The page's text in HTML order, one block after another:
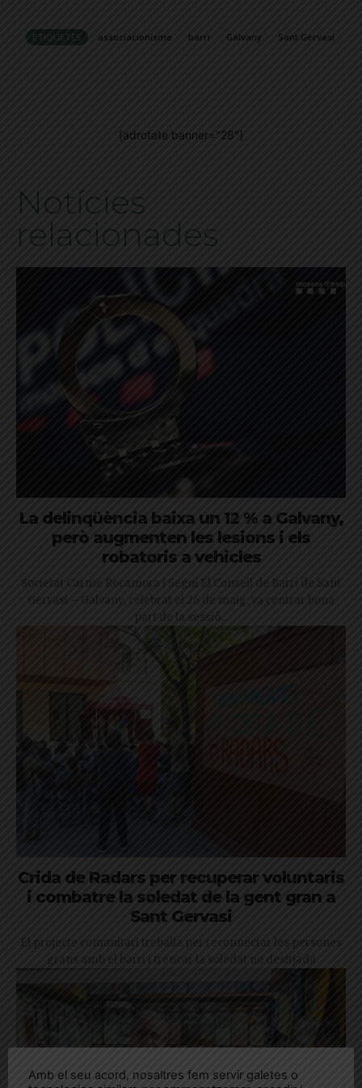
ETIQUETES associacionisme barri Galvany Sant Gervasi
[adrotate banner="28"]
Notícies
relacionades
La delinqüència baixa un 12 % a Galvany,
però augmenten les lesions i els
robatoris a vehicles
Societat Carme Rocamora i Seguí El Consell de Barri de Sant
Gervasi – Galvany, celebrat el 26 de maig, va centrar bona
part de la sessió...
Crida de Radars per recuperar voluntaris
i combatre la soledat de la gent gran a
Sant Gervasi
El projecte comunitari treballa per reconnectar les persones
grans amb el barri i trencar la soledat no desitjada
Amb el seu acord, nosaltres fem servir galetes o